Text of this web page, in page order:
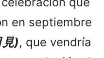
en septiembre
), que vendría